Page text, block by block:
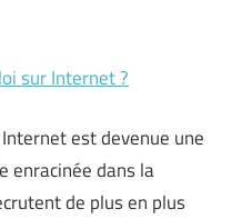
sur Internet ?
est devenue une
enracinée dans la
de plus en plus